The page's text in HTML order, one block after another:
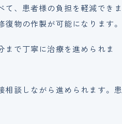
、患者様の負担を軽減できま
物の作製が可能になります。
で丁寧に治療を進められま
相談しながら進められます。患